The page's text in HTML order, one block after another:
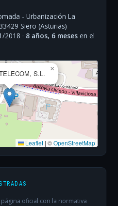
- Urbanización La
Siero (Asturias)
2018 · 8 años, 6 meses en el
S.L.
×
Leaflet | ©OpenStreetMap
oficial con la normativa